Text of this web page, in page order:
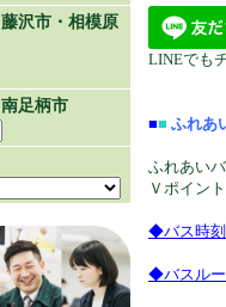
LINEでも
■■ ふれあ
ふれあい
Ｖポイン
◆バス時刻
◆バスルー
沢市・相模原
足柄市